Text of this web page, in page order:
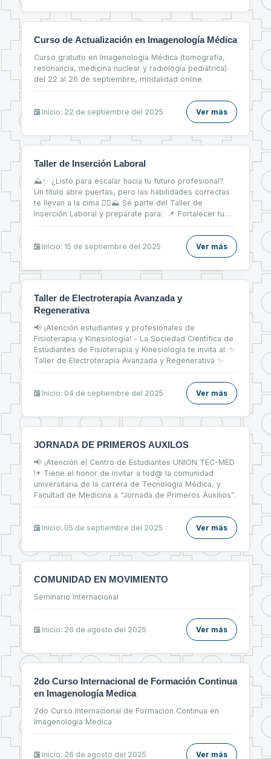
Curso de Actualización en Imagenología Médica
Curso gratuito en Imagenología Médica (tomografía,
resonancia, medicina nuclear y radiología pediátrica)
del 22 al 26 de septiembre, modalidad online.
Inicio: 22 de septiembre del 2025 Ver más
Taller de Inserción Laboral
⛰✨ ¿Listo para escalar hacia tu futuro profesional?
Un título abre puertas, pero las habilidades correctas
te llevan a la cima 🧗‍♀⛰ Sé parte del Taller de
Inserción Laboral y prepárate para: 📌 Fortalecer tu
primeros pasos firmes en el mercado laboral 💼
Inicio: 15 de septiembre del 2025
Ver más
Taller de Electroterapia Avanzada y
Regenerativa
📢 ¡Atención estudiantes y profesionales de
Fisioterapia y Kinesiología! - La Sociedad Científica de
Estudiantes de Fisioterapia y Kinesiología te invita al: ✨
Taller de Electroterapia Avanzada y Regenerativa ✨
Inicio: 04 de septiembre del 2025 Ver más
JORNADA DE PRIMEROS AUXILOS
📢 ¡Atención el Centro de Estudiantes UNION TEC-MED
!* Tiene el honor de invitar a tod@ la comunidad
universitaria de la carrera de Tecnología Médica, y
Facultad de Medicina a “Jornada de Primeros Auxilios”.
Inicio: 05 de septiembre del 2025 Ver más
COMUNIDAD EN MOVIMIENTO
Seminario Internacional
Inicio: 26 de agosto del 2025 Ver más
2do Curso Internacional de Formación Continua
en Imagenología Medica
2do Curso Internacional de Formacion Continua en
Imagenologia Medica
Inicio: 26 de agosto del 2025 Ver más